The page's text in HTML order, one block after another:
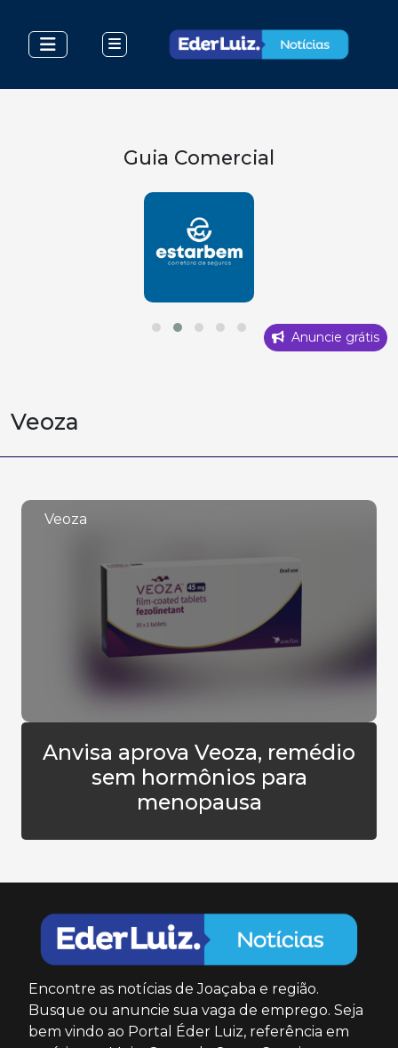
Guia Comercial
Anuncie grátis
Veoza
Veoza
Anvisa aprova Veoza, remédio
sem hormônios para
menopausa
Encontre as notícias de Joaçaba e região.
Busque ou anuncie sua vaga de emprego. Seja
bem vindo ao Portal Éder Luiz, referência em